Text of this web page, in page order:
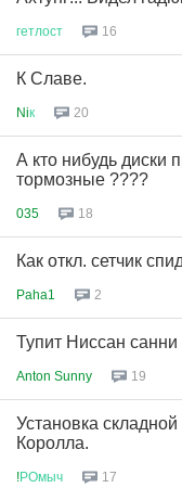
гетлост 16
К Славе.
Niк 20
А кто нибудь диски
тормозные ????
035 18
Как откл. сетчик
Paha1 2
Тупит Ниссан санни
Anton Sunny 19
Установка
Королла.
!РОмыч 17